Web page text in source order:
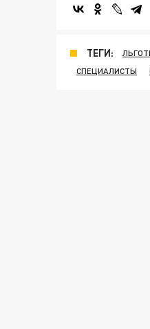
ТЕГИ:
СПЕЦИАЛИСТЫ